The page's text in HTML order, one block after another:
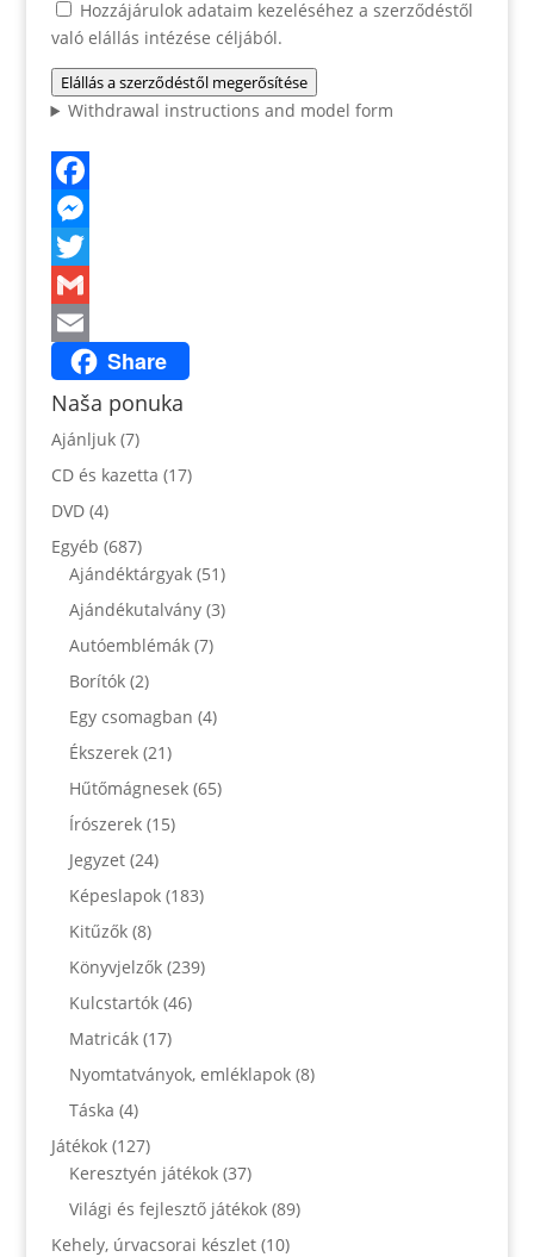
Hozzájárulok adataim kezeléséhez a szerződéstől
való elállás intézése céljából.
Elállás a szerződéstől megerősítése
Withdrawal instructions and model form
Facebook
Messenger
Twitter
Gmail
Email Share
Naša ponuka
Ajánljuk (7)
CD és kazetta (17)
DVD (4)
Egyéb (687)
Ajándéktárgyak (51)
Ajándékutalvány (3)
Autóemblémák (7)
Borítók (2)
Egy csomagban (4)
Ékszerek (21)
Hűtőmágnesek (65)
Írószerek (15)
Jegyzet (24)
Képeslapok (183)
Kitűzők (8)
Könyvjelzők (239)
Kulcstartók (46)
Matricák (17)
Nyomtatványok, emléklapok (8)
Táska (4)
Játékok (127)
Keresztyén játékok (37)
Világi és fejlesztő játékok (89)
Kehely, úrvacsorai készlet (10)